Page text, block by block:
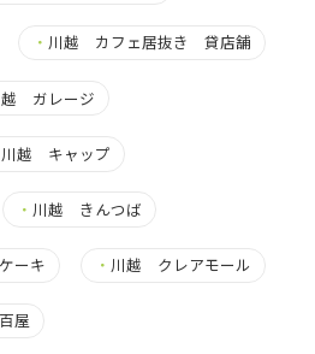
・ 川越 カフェ居抜き 貸店舗
越 ガレージ
川越 キャップ
・ 川越 きんつば
ーキ ・ 川越 クレアモール
屋